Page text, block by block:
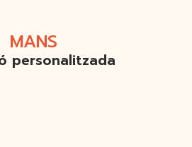
MANS
personalitzada